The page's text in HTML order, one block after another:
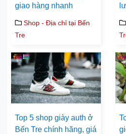
giao hàng nhanh
Shop - Địa chỉ tại Bến
Tre
Top 5 shop giày auth ở
Bến Tre chính hãng, giá